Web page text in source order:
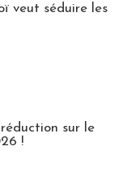
veut séduire les
sur le
!